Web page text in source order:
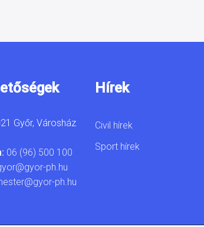
Győr, Városház
06 (96) 500 100
ph.hu
ph.hu
Hírek
Civil hírek
Sport hírek